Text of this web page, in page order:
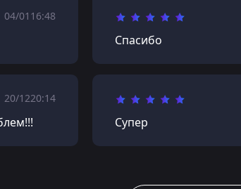
04/01 16:48
Спасибо
20/1220:14
Супер